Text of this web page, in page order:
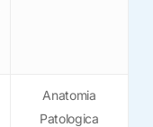
Anatomia
Patologica